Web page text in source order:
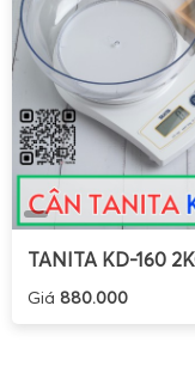
Khi cân điện tử
TANITA KD-160
Giá 880.000